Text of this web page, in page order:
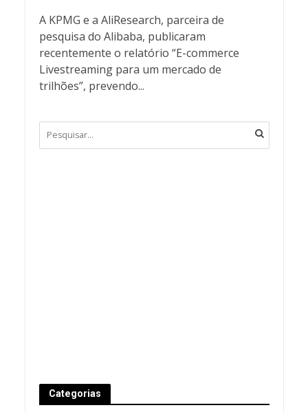
A KPMG e a AliResearch, parceira de
pesquisa do Alibaba, publicaram
recentemente o relatório “E-commerce
Livestreaming para um mercado de
trilhões”, prevendo...
Categorias